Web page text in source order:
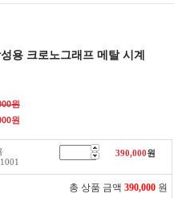
용 크로노그래프 메탈 시계
원
원
390,000원
총 상품 금액 390,000 원